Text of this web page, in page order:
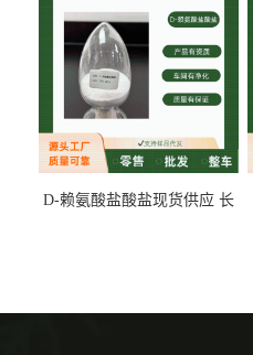
D-赖氨酸盐酸盐现货供应 长